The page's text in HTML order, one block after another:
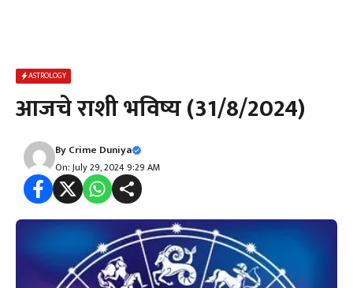
ASTROLOGY
आजचे राशी भविष्य (31/8/2024)
ByCrime Duniya
On: July 29, 2024 9:29 AM